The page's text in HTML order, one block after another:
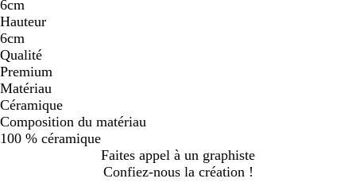
6cm
Hauteur
6cm
Qualité
Premium
Matériau
Céramique
Composition du matériau
100 % céramique
Faites appel à un graphiste
Confiez-nous la création !